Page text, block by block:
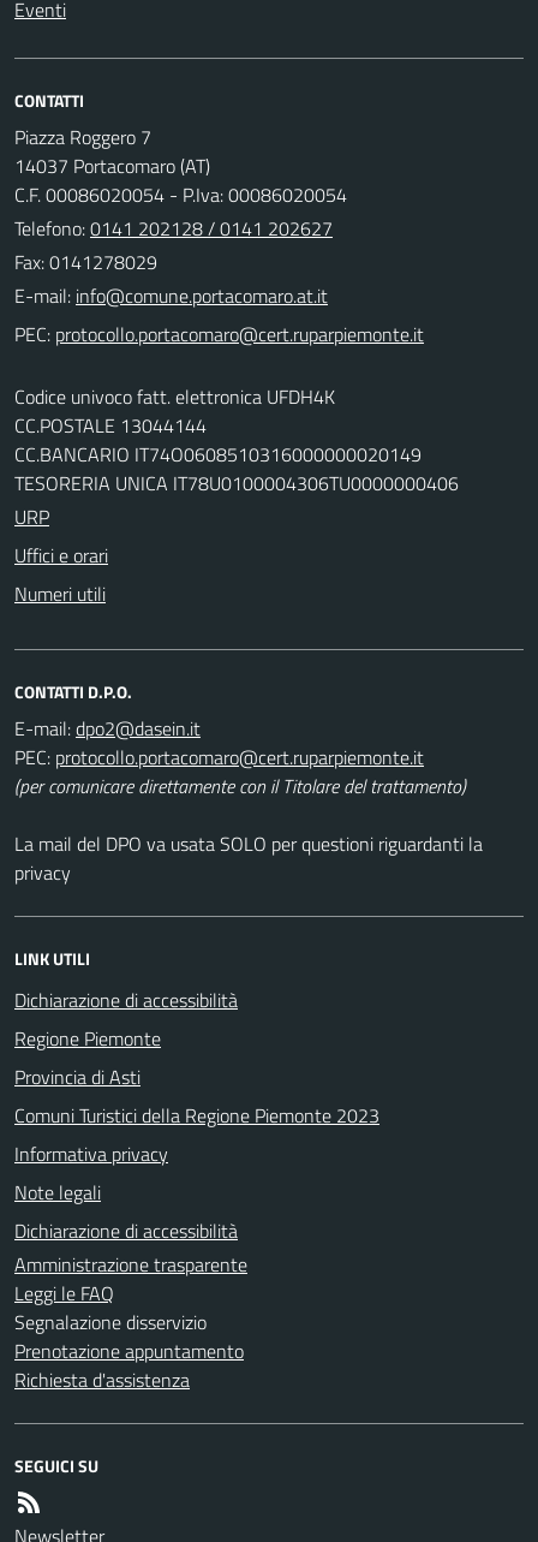
Eventi
CONTATTI
Piazza Roggero 7
14037 Portacomaro (AT)
C.F. 00086020054 - P.Iva: 00086020054
Telefono:0141 202128 / 0141 202627
Fax: 0141278029
E-mail:
PEC:
Codice univoco fatt. elettronica UFDH4K
CC.POSTALE 13044144
CC.BANCARIO IT74O0608510316000000020149
TESORERIA UNICA IT78U0100004306TU0000000406
URP
Uffici e orari
Numeri utili
CONTATTI D.P.O.
E-mail:
PEC:
(per comunicare direttamente con il Titolare del trattamento)
La mail del DPO va usata SOLO per questioni riguardanti la
privacy
LINK UTILI
Dichiarazione di accessibilità
Regione Piemonte
Provincia di Asti
Comuni Turistici della Regione Piemonte 2023
Informativa privacy
Note legali
Dichiarazione di accessibilità
Amministrazione trasparente
Leggi le FAQ
Segnalazione disservizio
Prenotazione appuntamento
Richiesta d'assistenza
SEGUICI SU
Newsletter